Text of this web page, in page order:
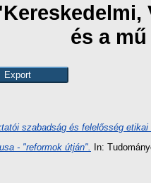
és a
szabadság és felelősség etikai
- "reformok útján". In: